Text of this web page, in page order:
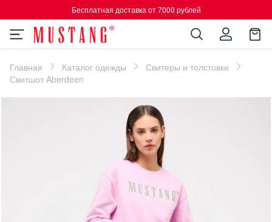
Бесплатная доставка от 7000 рублей
Главная Каталог одежды
Свитеры и толстовки
Свитшот Aberdeen